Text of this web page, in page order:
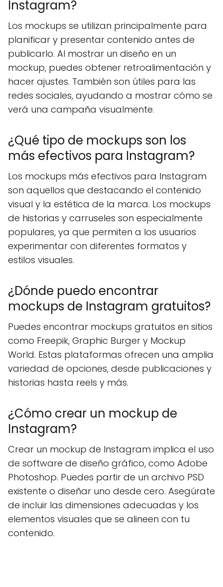
Instagram?
Los mockups se utilizan principalmente para
planificar y presentar contenido antes de
publicarlo. Al mostrar un diseño en un
mockup, puedes obtener retroalimentación y
hacer ajustes. También son útiles para las
redes sociales, ayudando a mostrar cómo se
verá una campaña visualmente.
¿Qué tipo de mockups son los
más efectivos para Instagram?
Los mockups más efectivos para Instagram
son aquellos que destacando el contenido
visual y la estética de la marca. Los mockups
de historias y carruseles son especialmente
populares, ya que permiten a los usuarios
experimentar con diferentes formatos y
estilos visuales.
¿Dónde puedo encontrar
mockups de Instagram gratuitos?
Puedes encontrar mockups gratuitos en sitios
como Freepik, Graphic Burger y Mockup
World. Estas plataformas ofrecen una amplia
variedad de opciones, desde publicaciones y
historias hasta reels y más.
¿Cómo crear un mockup de
Instagram?
Crear un mockup de Instagram implica el uso
de software de diseño gráfico, como Adobe
Photoshop. Puedes partir de un archivo PSD
existente o diseñar uno desde cero. Asegúrate
de incluir las dimensiones adecuadas y los
elementos visuales que se alineen con tu
contenido.